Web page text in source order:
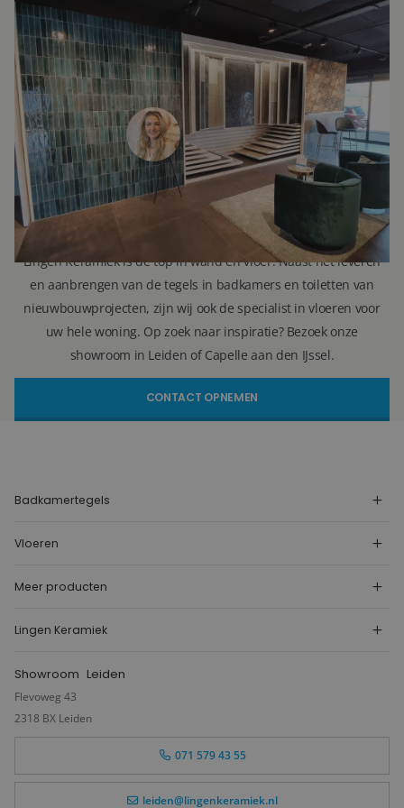
INTERESSE? LAAT UW GEGEVENS ACHTER EN
WE ZIEN U SNEL IN DE SHOWROOM!
Janine Vermaas
Verkoopadviseur
071 579 43 55
(Leiden)
010 202 15 15
(Capelle aan den IJssel)
info@lingenkeramiek.nl
Lingen Keramiek is de top in wand en vloer. Naast het leveren
en aanbrengen van de tegels in badkamers en toiletten van
nieuwbouwprojecten, zijn wij ook de specialist in vloeren voor
uw hele woning. Op zoek naar inspiratie? Bezoek onze
showroom in Leiden of Capelle aan den IJssel.
CONTACT OPNEMEN
Badkamertegels
Vloeren
Meer producten
Lingen Keramiek
Showroom Leiden
Flevoweg 43
2318 BX Leiden
071 579 43 55
leiden@lingenkeramiek.nl